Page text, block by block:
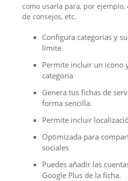
como usarla para, por
de consejos, etc.
Configura categorias y
límite
Permite incluir un icono
categoría
Genera tus fichas de
forma sencilla.
Permite incluir
Optimizada para
sociales
Puedes añadir las
Google Plus de la ficha.